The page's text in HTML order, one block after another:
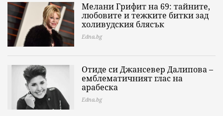
Мелани Грифит на 69: тайните,
любовите и тежките битки зад
холивудския блясък
Edna.bg
Отиде си Джансевер Далипова –
емблематичният глас на
арабеска
Edna.bg